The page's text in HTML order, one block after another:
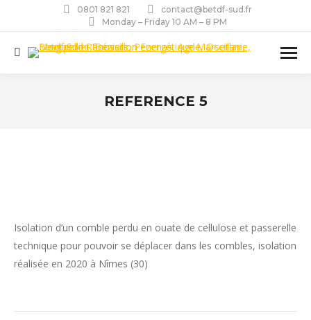
0801 821 821
contact@betdf-sud.fr
Monday – Friday 10 AM – 8 PM
Recherche
REFERENCE 5
Isolation d’un comble perdu en ouate de cellulose et passerelle
technique pour pouvoir se déplacer dans les combles, isolation
réalisée en 2020 à Nîmes (30)